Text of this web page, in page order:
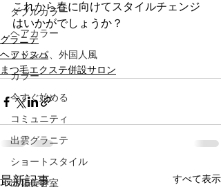
ダブルカラー
ヘアカラー
アッシュ、外国人風
カラー
今すぐ始める
コミュニティ
出雲グラニテ
ショートスタイル
出雲美容室
これから春に向けてスタイルチェンジ
はいかがでしょうか？
グラニテ
ヘッドスパ
まつ毛エクステ併設サロン
最新記事 すべて表示